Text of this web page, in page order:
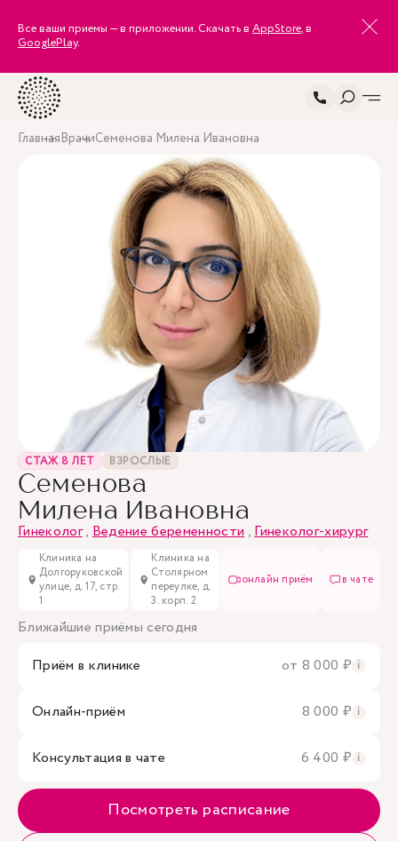
Все ваши приемы — в приложении. Скачать в AppStore, в
GooglePlay.
ГлавнаяВрачиСеменова Милена Ивановна
СТАЖ 8 ЛЕТ ВЗРОСЛЫЕ
Семенова
Милена Ивановна
Гинеколог,Ведение беременности,Гинеколог-хирург
Клиника на
Долгоруковской
улице, д. 17, стр.
1
Клиника на
Столярном
переулке, д.
3. корп. 2
онлайн приём в чате
Ближайшие приёмы сегодня
Приём в клинике
от 8 000 ₽ i
Онлайн-приём 8 000 ₽ i
Консультация в чате 6 400 ₽ i
Посмотреть расписание